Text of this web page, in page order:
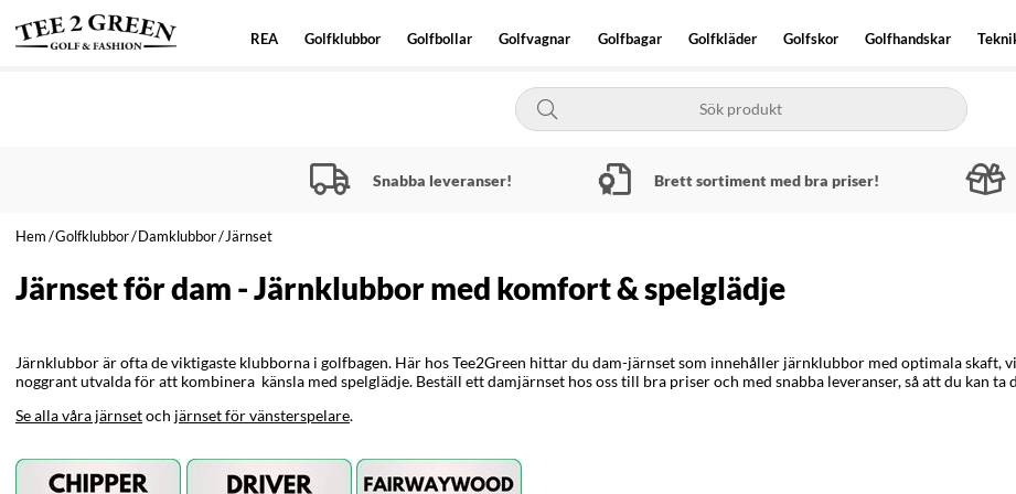
REA Golfklubbor Golfbollar Golfvagnar Golfbagar Golfkläder Golfskor Golfhandskar
Snabba leveranser! Brett sortiment med bra priser!
Hem Golfklubbor Damklubbor Järnset
Järnset för dam - Järnklubbor med komfort & spelglädje
Järnklubbor är ofta de viktigaste klubborna i golfbagen. Här hos Tee2Green hittar du dam-järnset som innehåller järnklubbor med optimala skaft,
noggrant utvalda för att kombinera känsla med spelglädje. Beställ ett damjärnset hos oss till bra priser och med snabba leveranser, så att du kan ta
Se alla våra järnsetoch järnset för vänsterspelare.